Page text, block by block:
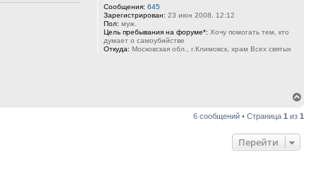
Сообщения: 645
Зарегистрирован: 23 июн 2008, 12:12
Пол: муж.
Цель пребывания на форуме*: Хочу помогать тем, кто
думает о самоубийстве
Откуда: Московская обл., г.Климовск, храм Всех святых
6 сообщений • Страница 1 из 1
Перейти